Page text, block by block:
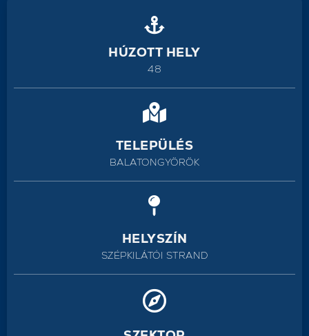
HÚZOTT HELY
48
TELEPÜLÉS
BALATONGYÖRÖK
HELYSZÍN
SZÉPKILÁTÓI STRAND